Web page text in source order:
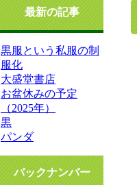
最新の記事
黒服という私服の制
服化
大盛堂書店
お盆休みの予定
（2025年）
黒
パンダ
バックナンバー